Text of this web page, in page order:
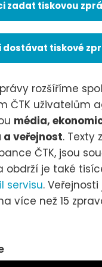
zadat tiskovou
dostávat tiskové
rozšíříme
ČTK uživatelům
média,
veřejnost. Texty
ČTK, jsou
obdrží je také
servisu. Veřejnosti
více než 15